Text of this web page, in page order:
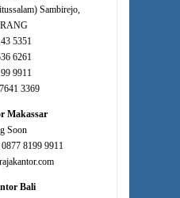
Sambirejo,
5351
6261
9911
3369
Makassar
Soon
8199 9911
Bali